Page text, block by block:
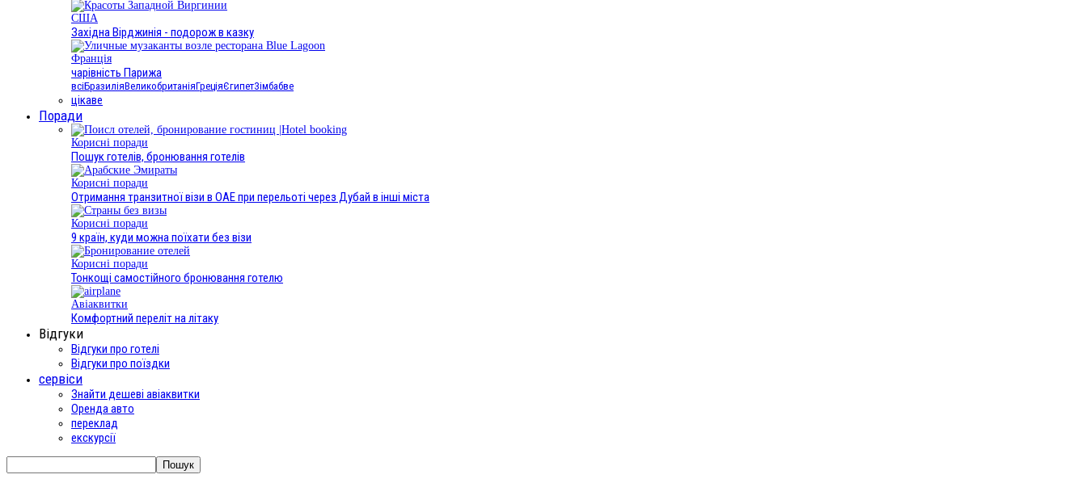
США
Західна Вірджинія - подорож в казку
Франція
чарівність Парижа
всіБразиліяВеликобританіяГреціяЄгипетЗімбабве
цікаве
Поради
Корисні поради
Пошук готелів, бронювання готелів
Корисні поради
Отримання транзитної візи в ОАЕ при перельоті через Дубай в інші міста
Корисні поради
9 країн, куди можна поїхати без візи
Корисні поради
Тонкощі самостійного бронювання готелю
Авіаквитки
Комфортний переліт на літаку
Відгуки
Відгуки про готелі
Відгуки про поїздки
сервіси
Знайти дешеві авіаквитки
Оренда авто
переклад
екскурсії